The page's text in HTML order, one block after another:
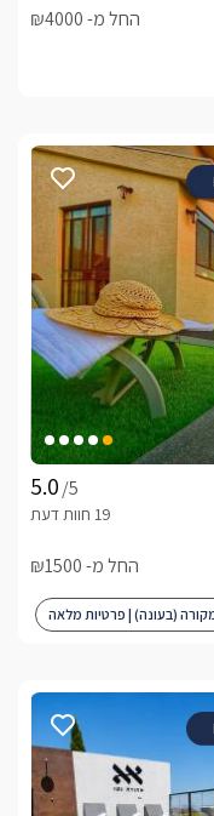
החל מ- ₪4000
/5
החל מ- ₪1500
(בעונה) | פרטיות מלאה